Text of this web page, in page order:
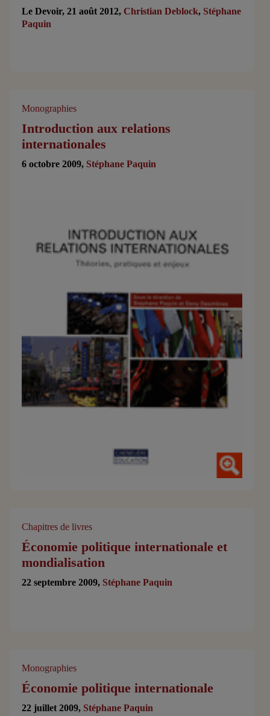
Le Devoir, 21 août 2012,Christian Deblock, Stéphane
Paquin
Monographies
Introduction aux relations
internationales
6 octobre 2009, Stéphane Paquin
Chapitres de livres
Économie politique internationale et
mondialisation
22 septembre 2009, Stéphane Paquin
Monographies
Économie politique internationale
22 juillet 2009, Stéphane Paquin